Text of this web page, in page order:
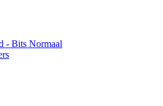
- Bits Normaal